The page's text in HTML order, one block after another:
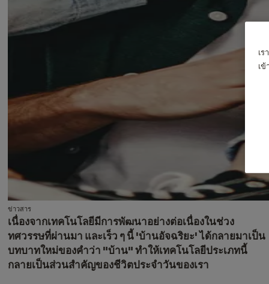
ข่าวสาร
เนื่องจากเทคโนโลยีมีการพัฒนาอย่างต่อเนื่องในช่วง
ทศวรรษที่ผ่านมา และเร็ว ๆ นี้ 'บ้านอัจฉริยะ' ได้กลายมาเป็น
บทบาทใหม่ของคำว่า "บ้าน" ทำให้เทคโนโลยีประเภทนี้
กลายเป็นส่วนสำคัญของชีวิตประจำวันของเรา
เ
เ